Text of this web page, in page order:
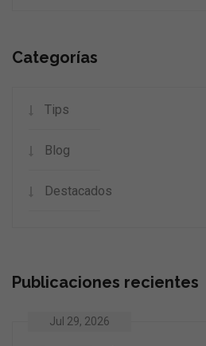
Categorías
Tips
Blog
Destacados
Publicaciones recientes
Jul 29, 2026